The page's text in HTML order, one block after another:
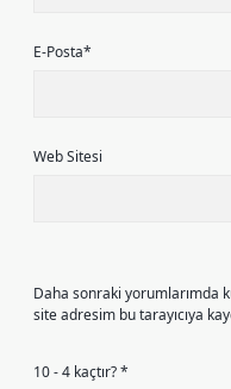
E-Posta*
Web Sitesi
Daha sonraki yorumlarımda
site adresim bu tarayıcıya
10 - 4 kaçtır?*